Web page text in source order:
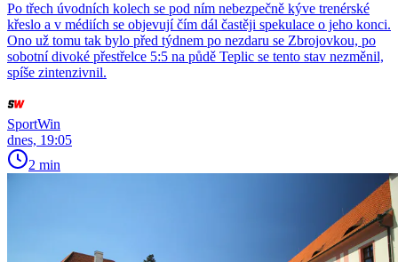
Po třech úvodních kolech se pod ním nebezpečně kýve trenérské
křeslo a v médiích se objevují čím dál častěji spekulace o jeho konci.
Ono už tomu tak bylo před týdnem po nezdaru se Zbrojovkou, po
sobotní divoké přestřelce 5:5 na půdě Teplic se tento stav nezměnil,
spíše zintenzivnil.
SportWin
dnes, 19:05
2 min